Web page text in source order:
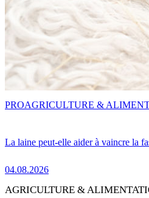
La laine peut-elle aider à vaincre la
04.08.2026
PROAGRICULTURE &
AGRICULTURE &